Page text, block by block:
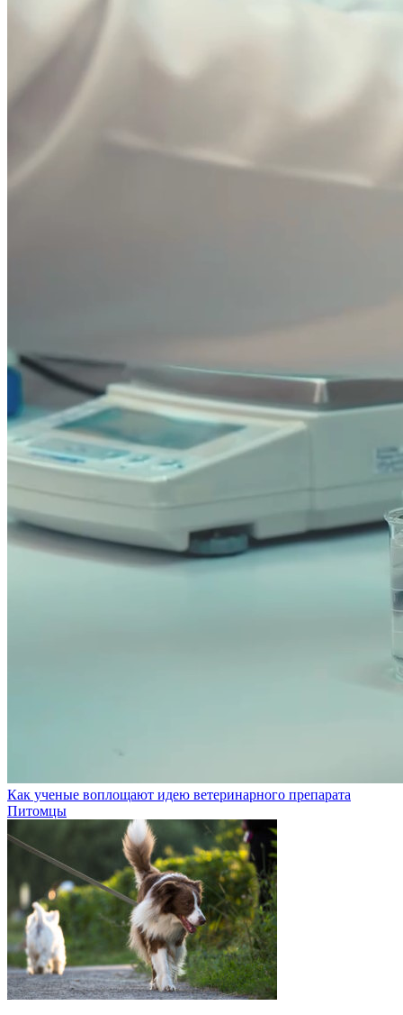
Как ученые воплощают идею ветеринарного препарата
Питомцы